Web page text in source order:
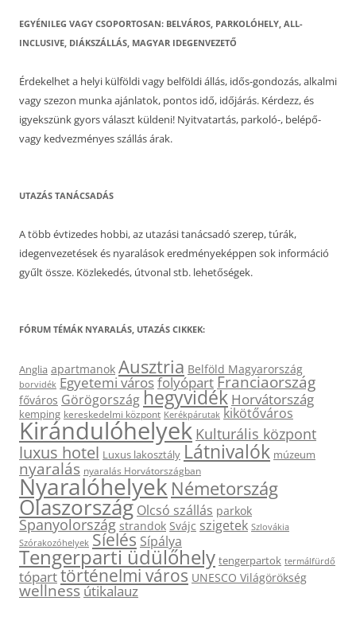
EGYÉNILEG VAGY CSOPORTOSAN: BELVÁROS, PARKOLÓHELY, ALL-
INCLUSIVE, DIÁKSZÁLLÁS, MAGYAR IDEGENVEZETŐ
Érdekelhet a helyi külföldi vagy belföldi állás, idős-gondozás, alkalmi
vagy szezon munka ajánlatok, pontos idő, időjárás. Kérdezz, és
igyekszünk gyors választ küldeni! Nyitvatartás, parkoló-, belépő-
vagy kedvezményes szállás árak.
UTAZÁS TANÁCSADÁS
A több évtizedes hobbi, az utazási tanácsadó szerep, túrák,
idegenvezetések és nyaralások eredményeképpen sok információ
gyűlt össze. Közlekedés, útvonal stb. lehetőségek.
FÓRUM TÉMÁK NYARALÁS, UTAZÁS CIKKEK:
Anglia apartmanok Ausztria Belföld Magyarország
borvidék Egyetemi városfolyópartFranciaország
főváros Görögországhegyvidék Horvátország
kemping kereskedelmi központ Kerékpárutak kikötőváros
Kirándulóhelyek Kulturális központ
luxus hotel Luxus lakosztály Látnivalók múzeum
nyaralás nyaralás Horvátországban
Nyaralóhelyek Németország
Olaszország Olcsó szállás parkok
Spanyolország strandok Svájc szigetek Szlovákia
Szórakozóhelyek Síelés Sípálya
Tengerparti üdülőhely tengerpartok termálfürdő
tóparttörténelmi város UNESCO Világörökség
wellnessútikalauz